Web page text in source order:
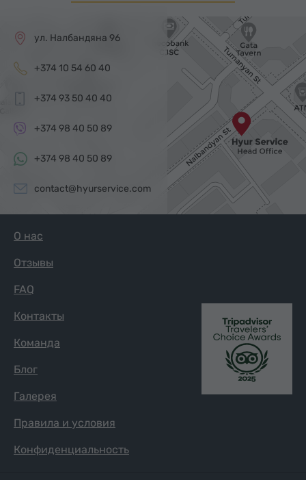
ул. Налбандяна 96
+374 10 54 60 40
+374 93 50 40 40
+374 98 40 50 89
+374 98 40 50 89
contact@hyurservice.com
О нас
Отзывы
FAQ
Контакты
Команда
Блог
Галерея
Правила и условия
Конфиденциальность